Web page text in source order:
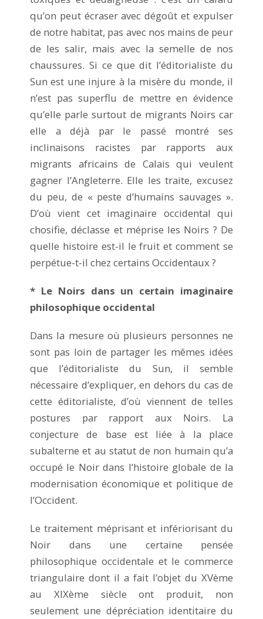
qu’on peut écraser avec dégoût et expulser
de notre habitat, pas avec nos mains de peur
de les salir, mais avec la semelle de nos
chaussures. Si ce que dit l’éditorialiste du
Sun est une injure à la misère du monde, il
n’est pas superflu de mettre en évidence
qu’elle parle surtout de migrants Noirs car
elle a déjà par le passé montré ses
inclinaisons racistes par rapports aux
migrants africains de Calais qui veulent
gagner l’Angleterre. Elle les traite, excusez
du peu, de « peste d’humains sauvages ».
D’où vient cet imaginaire occidental qui
chosifie, déclasse et méprise les Noirs ? De
quelle histoire est-il le fruit et comment se
perpétue-t-il chez certains Occidentaux ?
* Le Noirs dans un certain imaginaire
philosophique occidental
Dans la mesure où plusieurs personnes ne
sont pas loin de partager les mêmes idées
que l’éditorialiste du Sun, il semble
nécessaire d’expliquer, en dehors du cas de
cette éditorialiste, d’où viennent de telles
postures par rapport aux Noirs. La
conjecture de base est liée à la place
subalterne et au statut de non humain qu’a
occupé le Noir dans l’histoire globale de la
modernisation économique et politique de
l’Occident.
Le traitement méprisant et infériorisant du
Noir dans une certaine pensée
philosophique occidentale et le commerce
triangulaire dont il a fait l’objet du XVème
au XIXème siècle ont produit, non
seulement une dépréciation identitaire du